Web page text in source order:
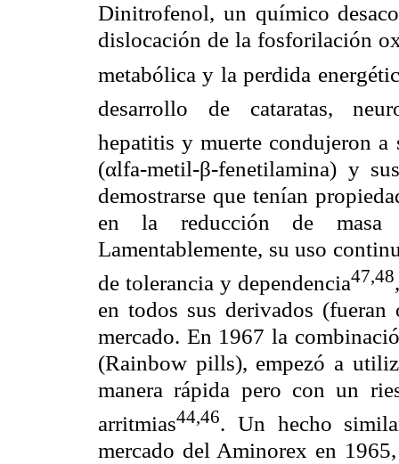
Dinitrofenol, un químico
dislocación de la fosforilación
metabólica y la perdida
desarrollo de cataratas,
hepatitis y muerte condujeron a
(αlfa-metil-β-fenetilamina) y
demostrarse que tenían
en la reducción de masa
Lamentablemente, su uso
de tolerancia y dependencia47,48
en todos sus derivados
mercado. En 1967 la
(Rainbow pills), empezó a
manera rápida pero con un
arritmias44,46. Un hecho
mercado del Aminorex en